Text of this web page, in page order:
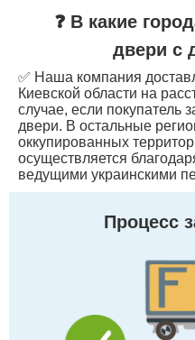
❓ В какие
двери с
✅ Наша компания
Киевской области на
случае, если покупатель
двери. В остальные
оккупированных
осуществляется
ведущими украинскими
Процесс